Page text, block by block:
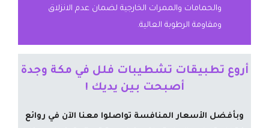
والحمامات والممرات الخارجية لضمان عدم الانزلاق
ومقاومة الرطوبة العالية.
أروع تطبيقات تشطيبات فلل في مكة وجدة
أصبحت بين يديك !
وبأفضل الأسعار المنافسة تواصلوا معنا الآن في روائع